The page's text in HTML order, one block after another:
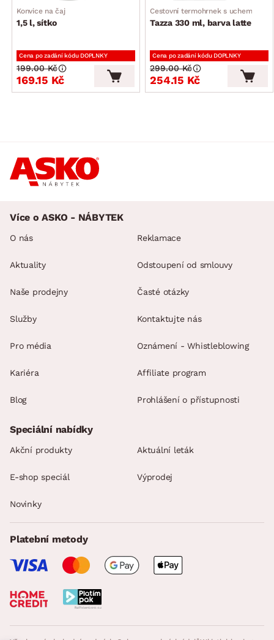
Konvice na čaj
1,5 l, sítko
Cena po zadání kódu DOPLNKY
169.15 Kč
199.00 Kč
Cestovní termohrnek s uchem
Tazza 330 ml, barva latte
Cena po zadání kódu DOPLNKY
254.15 Kč
299.00 Kč
Více o ASKO - NÁBYTEK
O nás
Aktuality
Naše prodejny
Služby
Pro média
Kariéra
Blog
Reklamace
Odstoupení od smlouvy
Časté otázky
Kontaktujte nás
Oznámení - Whistleblowing
Affiliate program
Prohlášení o přístupnosti
Speciální nabídky
Akční produkty Aktuální leták
E-shop speciál Výprodej
Novinky
Platební metody